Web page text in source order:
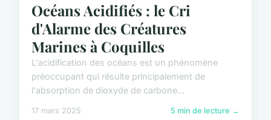
Océans Acidifiés : le Cri
d'Alarme des Créatures
Marines à Coquilles
L'acidification des océans est un phénomène
préoccupant qui résulte principalement de
l'absorption de dioxyde de carbone...
17 mars 2025 5 min de lecture →